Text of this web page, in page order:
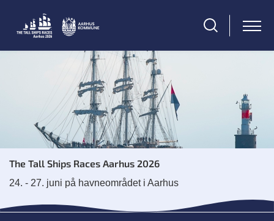
The Tall Ships Races Aarhus 2026
24. - 27. juni på havneområdet i Aarhus